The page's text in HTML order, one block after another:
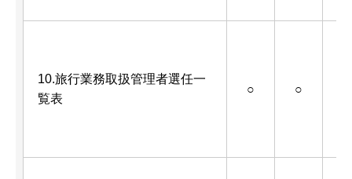
10.旅行業務取扱管理者選任一
覧表
○ ○